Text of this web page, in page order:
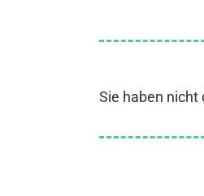
Sie haben nicht